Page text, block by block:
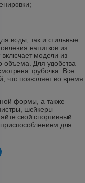
воды, так и стильные
напитков из
включает модели из
объема. Для удобства
трубочка. Все
что позволяет во время
формы, а также
шейкеры
свой спортивный
для